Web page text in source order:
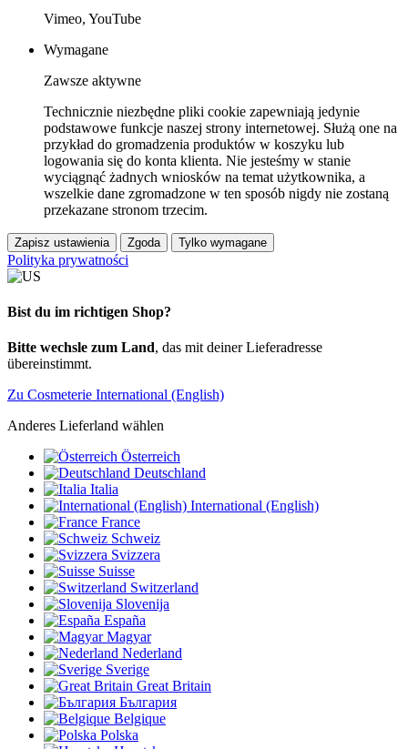
Vimeo, YouTube
Wymagane
Zawsze aktywne
Technicznie niezbędne pliki cookie zapewniają jedynie
podstawowe funkcje naszej strony internetowej. Służą one na
przykład do gromadzenia produktów w koszyku lub
logowania się do konta klienta. Nie jesteśmy w stanie
wyciągnąć żadnych wniosków na temat użytkownika, a
wszelkie dane zgromadzone w ten sposób nigdy nie zostaną
przekazane stronom trzecim.
Zapisz ustawienia Zgoda Tylko wymagane
Polityka prywatności
Bist du im richtigen Shop?
Bitte wechsle zum Land, das mit deiner Lieferadresse
übereinstimmt.
Zu Cosmeterie International (English)
Anderes Lieferland wählen
Österreich
Deutschland
Italia
International (English)
France
Schweiz
Svizzera
Suisse
Switzerland
Slovenija
España
Magyar
Nederland
Sverige
Great Britain
България
Belgique
Polska